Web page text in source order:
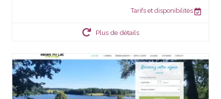
Tarifs et disponibilités
Plus de détails